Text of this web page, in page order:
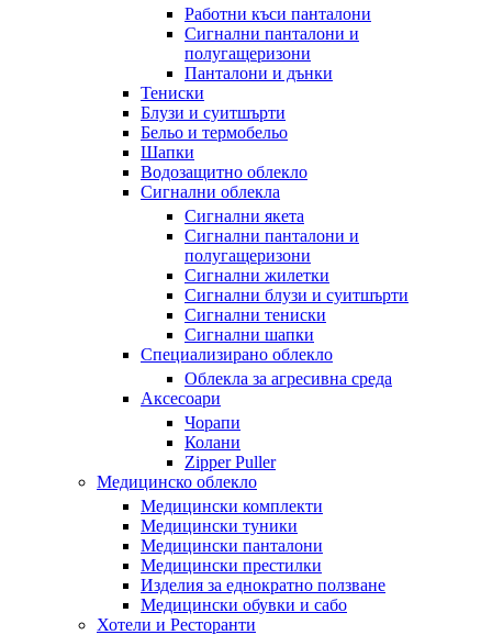
Работни къси панталони
Сигнални панталони и
полугащеризони
Панталони и дънки
Тениски
Блузи и суитшърти
Бельо и термобельо
Шапки
Водозащитно облекло
Сигнални облекла
Сигнални якета
Сигнални панталони и
полугащеризони
Сигнални жилетки
Сигнални блузи и суитшърти
Сигнални тениски
Сигнални шапки
Специализирано облекло
Облекла за агресивна среда
Аксесоари
Чорапи
Колани
Zipper Puller
Медицинско облекло
Медицински комплекти
Медицински туники
Медицински панталони
Медицински престилки
Изделия за еднократно ползване
Медицински обувки и сабо
Хотели и Ресторанти